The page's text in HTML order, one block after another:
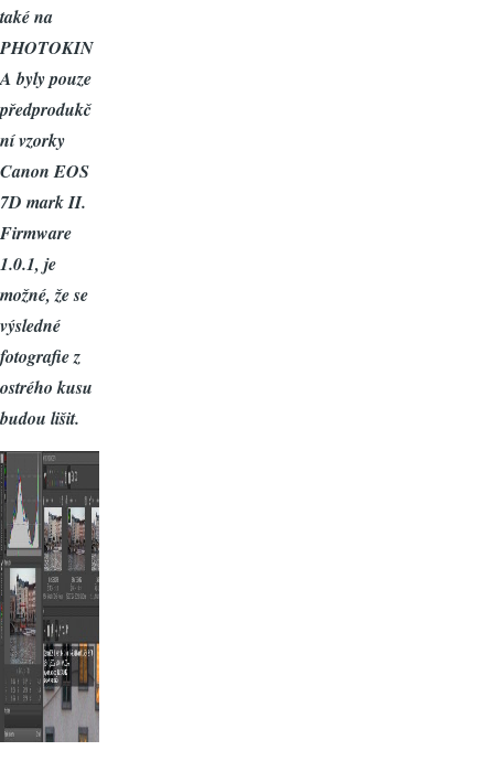
také na
PHOTOKIN
A byly pouze
předprodukč
ní vzorky
Canon EOS
7D mark II.
Firmware
1.0.1, je
možné, že se
výsledné
fotografie z
ostrého kusu
budou lišit.